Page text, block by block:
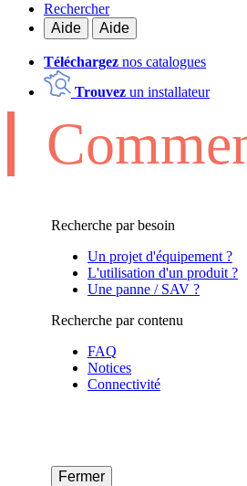
Rechercher
Aide
Aide
Téléchargez nos catalogues
Trouvez un installateur
Recherche par besoin
Un projet d'équipement ?
L'utilisation d'un produit ?
Une panne / SAV ?
Recherche par contenu
FAQ
Notices
Connectivité
Fermer